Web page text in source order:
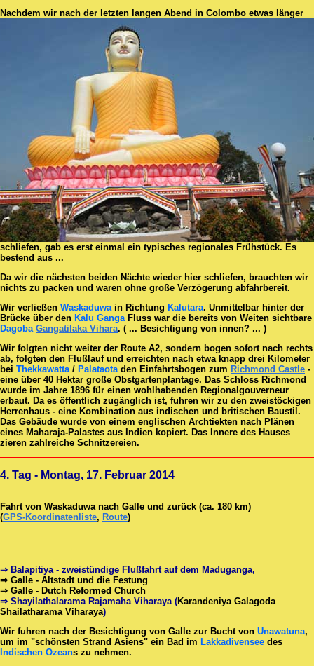
Nachdem wir nach der letzten langen Abend in Colombo etwas länger
schliefen, gab es erst einmal ein typisches regionales Frühstück. Es
bestend aus ...
Da wir die nächsten beiden Nächte wieder hier schliefen, brauchten wir
nichts zu packen und waren ohne große Verzögerung abfahrbereit.
Wir verließen Waskaduwain Richtung Kalutara. Unmittelbar hinter der
Brücke über den Kalu GangaFluss war die bereits von Weiten sichtbare
Dagoba Gangatilaka Vihara. ( ... Besichtigung von innen? ... )
Wir folgten nicht weiter der Route A2, sondern bogen sofort nach rechts
ab, folgten den Flußlauf und erreichten nach etwa knapp drei Kilometer
bei Thekkawatta/ Palataotaden Einfahrtsbogen zum Richmond Castle -
eine über 40 Hektar große Obstgartenplantage. Das Schloss Richmond
wurde im Jahre 1896 für einen wohlhabenden Regionalgouverneur
erbaut. Da es öffentlich zugänglich ist, fuhren wir zu den zweistöckigen
Herrenhaus - eine Kombination aus indischen und britischen Baustil.
Das Gebäude wurde von einem englischen Archtiekten nach Plänen
eines Maharaja-Palastes aus Indien kopiert. Das Innere des Hauses
zieren zahlreiche Schnitzereien.
4. Tag - Montag, 17. Februar 2014
Fahrt von Waskaduwa nach Galle und zurück (ca. 180 km)
(GPS-Koordinatenliste, Route)
⇒ Balapitiya - zweistündige Flußfahrt auf dem Maduganga,
⇒ Galle - Altstadt und die Festung
⇒ Galle - Dutch Reformed Church
⇒ Shayilathalarama Rajamaha Viharaya (Karandeniya Galagoda
Shailatharama Viharaya)
Wir fuhren nach der Besichtigung von Galle zur Bucht von Unawatuna,
um im "schönsten Strand Asiens" ein Bad im Lakkadivensee des
Indischen Ozeans zu nehmen.